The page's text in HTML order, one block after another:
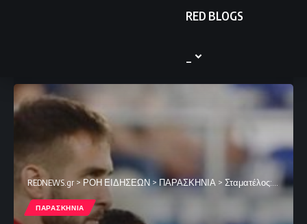
RED BLOGS
REDNEWS.gr >ΡΟΗ ΕΙΔΗΣΕΩΝ > ΠΑΡΑΣΚΗΝΙΑ > Σταματέλος: «Στην τελική ευθεία του Ποντένσε – Πολύ μεγάλη πρόταση και από άλλη ομάδα της Σαουδικής Αραβίας ο Φορτούνης»
ΠΑΡΑΣΚΗΝΙΑ